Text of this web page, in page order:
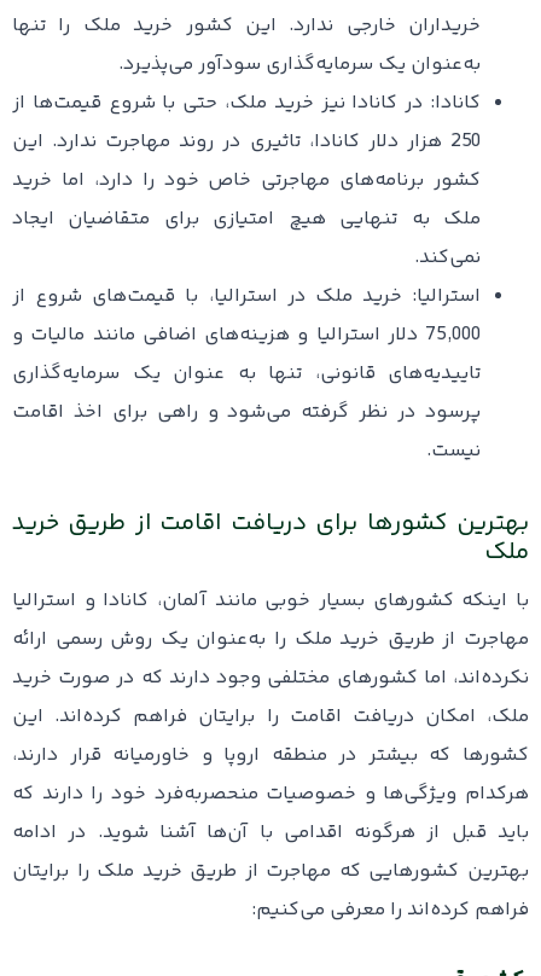
خریداران خارجی ندارد. این کشور خرید ملک را تنها
به‌عنوان یک سرمایه‌گذاری سودآور می‌پذیرد.
کانادا: در کانادا نیز خرید ملک، حتی با شروع قیمت‌ها از
250 هزار دلار کانادا، تاثیری در روند مهاجرت ندارد. این
کشور برنامه‌های مهاجرتی خاص خود را دارد، اما خرید
ملک به تنهایی هیچ امتیازی برای متقاضیان ایجاد
نمی‌کند.
استرالیا: خرید ملک در استرالیا، با قیمت‌های شروع از
75,000 دلار استرالیا و هزینه‌های اضافی مانند مالیات و
تاییدیه‌های قانونی، تنها به عنوان یک سرمایه‌گذاری
پرسود در نظر گرفته می‌شود و راهی برای اخذ اقامت
نیست.
بهترین کشورها برای دریافت اقامت از طریق خرید
ملک
با اینکه کشورهای بسیار خوبی مانند آلمان، کانادا و استرالیا
مهاجرت از طریق خرید ملک را به‌عنوان یک روش رسمی ارائه
نکرده‌اند، اما کشورهای مختلفی وجود دارند که در صورت خرید
ملک، امکان دریافت اقامت را برایتان فراهم کرده‌اند. این
کشورها که بیشتر در منطقه اروپا و خاورمیانه قرار دارند،
هرکدام ویژگی‌ها و خصوصیات منحصربه‌فرد خود را دارند که
باید قبل از هرگونه اقدامی با آن‌ها آشنا شوید. در ادامه
بهترین کشورهایی که مهاجرت از طریق خرید ملک را برایتان
فراهم کرده‌اند را معرفی می‌کنیم: